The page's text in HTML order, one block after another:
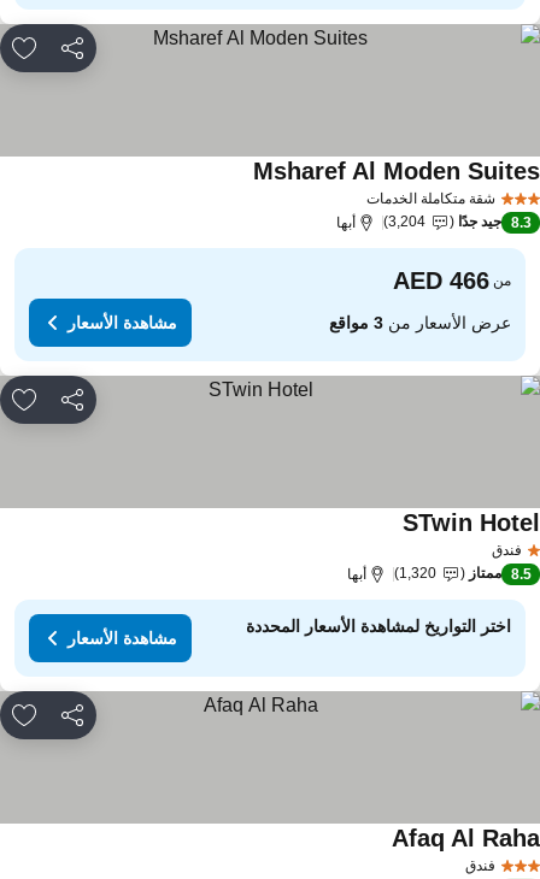
مشاركة
شقة متكاملة الخدمات
Msharef Al Modenمشاهدة الأسعار
8.3 جيد جدًا 3,204 أبها
من
عرض الأسعار من3 مواقع مشاهدة الأسعار
مشاركة
فندق
STwinمشاهدة الأسعار
8.5 ممتاز 1,320 أبها
اختر التواريخ لمشاهدة الأسعار المحددة
مشاهدة الأسعار
مشاركة
فندق
Afaq Al مشاهدة الأسعار